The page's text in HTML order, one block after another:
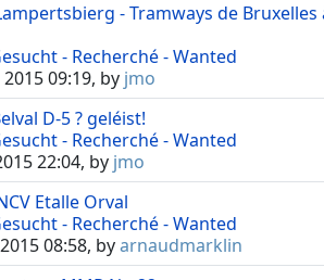
- Tramways de
- Recherché - Wanted
09:19, by jmo
D-5 ? geléist!
- Recherché - Wanted
22:04, by jmo
Etalle Orval
- Recherché - Wanted
08:58, byarnaudmarklin